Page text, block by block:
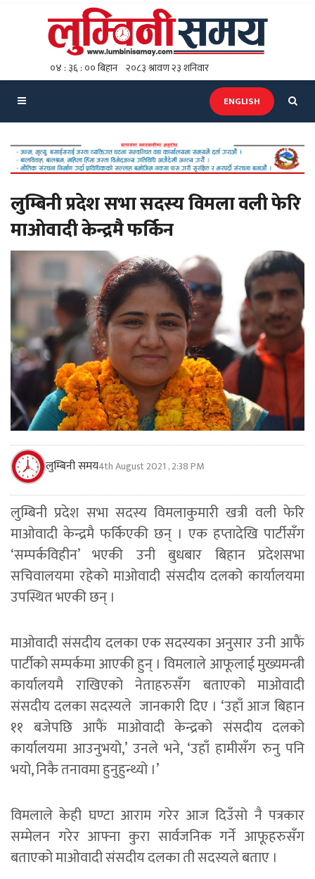
ENGLISH
लुम्बिनी प्रदेश सभा सदस्य विमला वली फेरि
माओवादी केन्द्रमै फर्किन
लुम्बिनी समय4th August 2021 , 2:38 PM
लुम्बिनी प्रदेश सभा सदस्य विमलाकुमारी खत्री वली फेरि
माओवादी केन्द्रमै फर्किएकी छन् । एक हप्तादेखि पार्टीसँग
‘सम्पर्कविहीन’ भएकी उनी बुधबार बिहान प्रदेशसभा
सचिवालयमा रहेको माओवादी संसदीय दलको कार्यालयमा
उपस्थित भएकी छन् ।
माओवादी संसदीय दलका एक सदस्यका अनुसार उनी आफैं
पार्टीको सम्पर्कमा आएकी हुन् । विमलाले आफूलाई मुख्यमन्त्री
कार्यालयमै राखिएको नेताहरुसँग बताएको माओवादी
संसदीय दलका सदस्यले जानकारी दिए । ‘उहाँ आज बिहान
११ बजेपछि आफैं माओवादी केन्द्रको संसदीय दलको
कार्यालयमा आउनुभयो,’ उनले भने, ‘उहाँ हामीसँग रुनु पनि
भयो, निकै तनावमा हुनुहुन्थ्यो ।’
विमलाले केही घण्टा आराम गरेर आज दिउँसो नै पत्रकार
सम्मेलन गरेर आफ्ना कुरा सार्वजनिक गर्ने आफूहरुसँग
बताएको माओवादी संसदीय दलका ती सदस्यले बताए ।